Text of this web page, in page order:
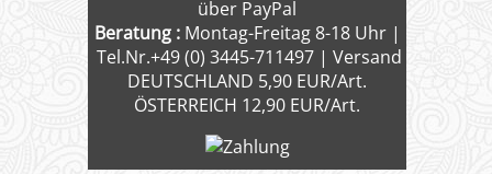
über PayPal
Beratung :Montag-Freitag 8-18 Uhr |
Tel.Nr.+49 (0) 3445-711497 | Versand
DEUTSCHLAND 5,90 EUR/Art.
ÖSTERREICH 12,90 EUR/Art.